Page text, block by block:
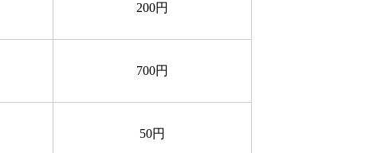
200円
700円
50円